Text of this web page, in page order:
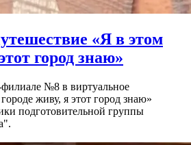
«Я в этом
город знаю»
филиале №8 в виртуальное
живу, я этот город знаю»
подготовительной группы